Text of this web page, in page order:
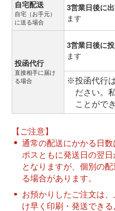
自宅配送
自宅（お手元）
に送る場合
3営業日後に
ます
投函代行
直接相手に届け
る場合
3営業日後に
ます
※投函代行
ださい。
ことがで
【ご注意】
通常の配送にかかる日
ポスともに発送日の翌
となりますが、個別の
る場合があります。
お預かりしたご注文は
け早く印刷・発送できる